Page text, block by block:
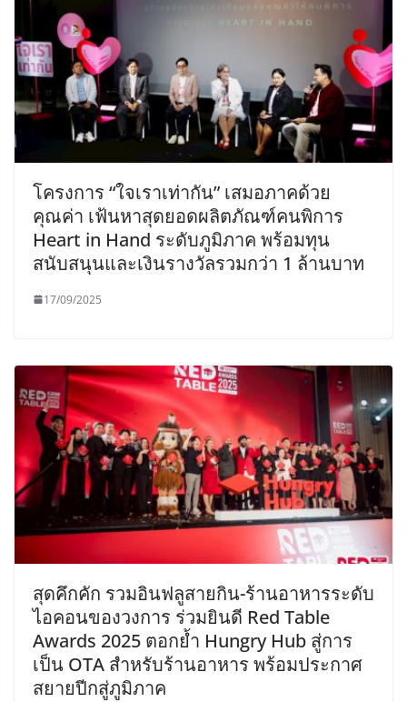
โครงการ “ใจเราเท่ากัน” เสมอภาคด้วย
คุณค่า เฟ้นหาสุดยอดผลิตภัณฑ์คนพิการ
Heart in Hand ระดับภูมิภาค พร้อมทุน
สนับสนุนและเงินรางวัลรวมกว่า 1 ล้านบาท
17/09/2025
สุดคึกคัก รวมอินฟลูสายกิน-ร้านอาหารระดับ
ไอคอนของวงการ ร่วมยินดี Red Table
Awards 2025 ตอกย้ำ Hungry Hub สู่การ
เป็น OTA สำหรับร้านอาหาร พร้อมประกาศ
สยายปีกสู่ภูมิภาค